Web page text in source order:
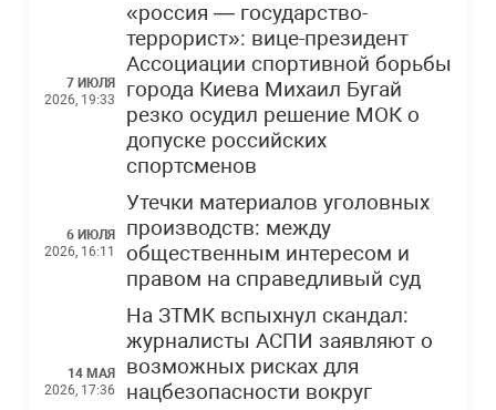
7 ИЮЛЯ
2026, 19:33
«россия — государство-
террорист»: вице-президент
Ассоциации спортивной борьбы
города Киева Михаил Бугай
резко осудил решение МОК о
допуске российских
спортсменов
6 ИЮЛЯ
2026, 16:11
Утечки материалов уголовных
производств: между
общественным интересом и
правом на справедливый суд
14 МАЯ
2026, 17:36
На ЗТМК вспыхнул скандал:
журналисты АСПИ заявляют о
возможных рисках для
нацбезопасности вокруг